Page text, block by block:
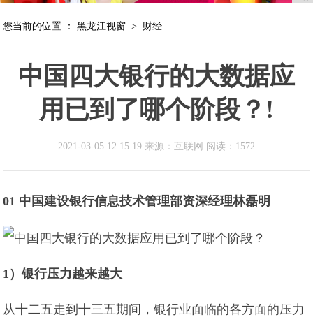
您当前的位置 ：黑龙江视窗 > 财经
中国四大银行的大数据应
用已到了哪个阶段？!
2021-03-05 12:15:19 来源：互联网 阅读：1572
01 中国建设银行信息技术管理部资深经理林磊明
1）银行压力越来越大
从十二五走到十三五期间，银行业面临的各方面的压力